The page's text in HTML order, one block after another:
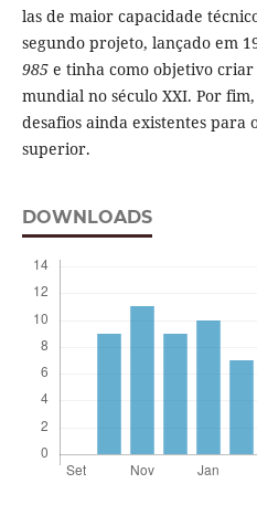
las de maior capacidade
segundo projeto, lançado em
985e tinha como objetivo
mundial no século XXI. Por
desafios ainda existentes para
superior.
DOWNLOADS